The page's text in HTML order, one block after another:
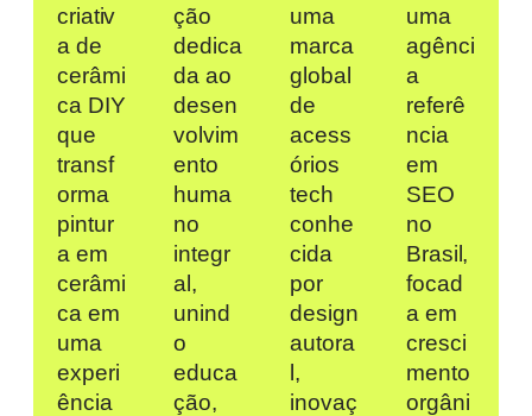
criativ
a de
cerâmi
ca DIY
que
transf
orma
pintur
a em
cerâmi
ca em
uma
experi
ência
ção
dedica
da ao
desen
volvim
ento
huma
no
integr
al,
unind
o
educa
ção,
uma
marca
global
de
acess
órios
tech
conhe
cida
por
design
autora
l,
inovaç
uma
agênci
a
referê
ncia
em
SEO
no
Brasil,
focad
a em
cresci
mento
orgâni